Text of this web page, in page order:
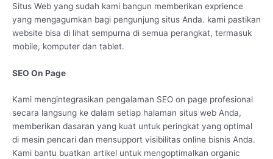
Situs Web yang sudah kami bangun memberikan exprience
yang mengagumkan bagi pengunjung situs Anda. kami pastikan
website bisa di lihat sempurna di semua perangkat, termasuk
mobile, komputer dan tablet.
SEO On Page
Kami mengintegrasikan pengalaman SEO on page profesional
secara langsung ke dalam setiap halaman situs web Anda,
memberikan dasaran yang kuat untuk peringkat yang optimal
di mesin pencari dan mensupport visibilitas online bisnis Anda.
Kami bantu buatkan artikel untuk mengoptimalkan organic